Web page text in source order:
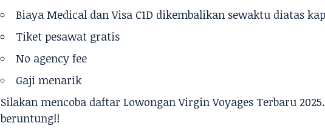
Biaya Medical dan Visa C1D dikembalikan sewaktu diatas
Tiket pesawat gratis
No agency fee
Gaji menarik
Silakan mencoba daftar Lowongan Virgin Voyages Terbaru
beruntung!!